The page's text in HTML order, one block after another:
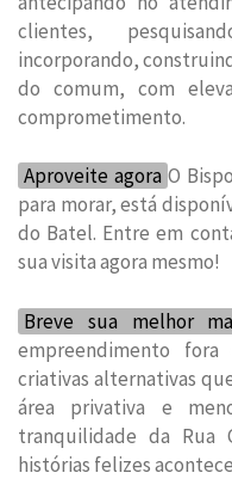
clientes,
incorporando,
do comum, com
comprometimento.
Aproveite agora O
para morar, está
do Batel. Entre em
sua visita agora mesmo!
Breve sua melhor
empreendimento
criativas alternativas
área privativa e
tranquilidade da Rua
histórias felizes